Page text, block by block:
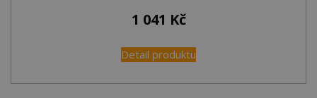
1 041 Kč
Detail produktu